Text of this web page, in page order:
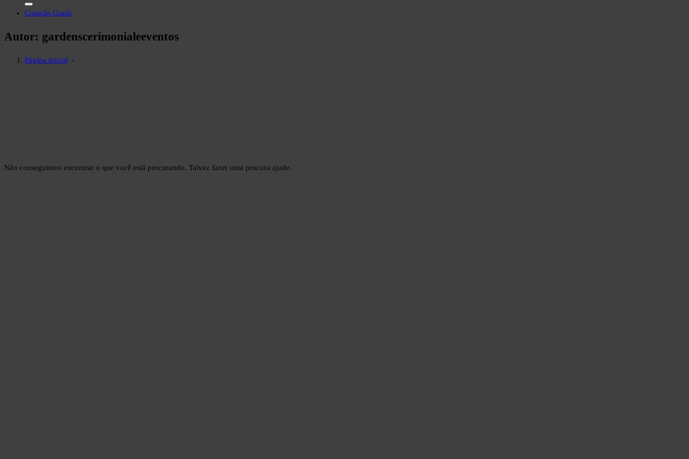
Cotação Gratis
Autor: gardenscerimonialeeventos
Página inicial -
Não conseguimos encontrar o que você está procurando. Talvez fazer uma procura ajude.